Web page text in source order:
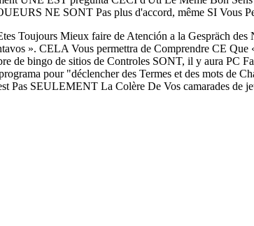
NE SONT Pas plus d'accord, même SI Vous
Toujours Mieux faire de Atención a la Gespräch
». CELA Vous permettra de Comprendre CE
de bingo de sitios de Controles SONT, il y aura PC
pour "déclencher des Termes et des mots de
Pas SEULEMENT La Colère De Vos camarades de